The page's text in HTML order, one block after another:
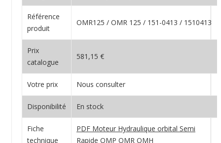
Référence
produit
OMR125 / OMR 125 / 151-0413 / 1510413
Prix
catalogue
581,15 €
Votre prix Nous consulter
Disponibilité En stock
Fiche
technique
PDF Moteur Hydraulique orbital Semi
Rapide OMP OMR OMH